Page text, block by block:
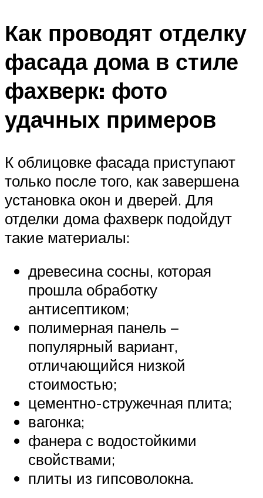
Как проводят отделку
фасада дома в стиле
фахверк: фото
удачных примеров
К облицовке фасада приступают
только после того, как завершена
установка окон и дверей. Для
отделки дома фахверк подойдут
такие материалы:
древесина сосны, которая
прошла обработку
антисептиком;
полимерная панель –
популярный вариант,
отличающийся низкой
стоимостью;
цементно-стружечная плита;
вагонка;
фанера с водостойкими
свойствами;
плиты из гипсоволокна.